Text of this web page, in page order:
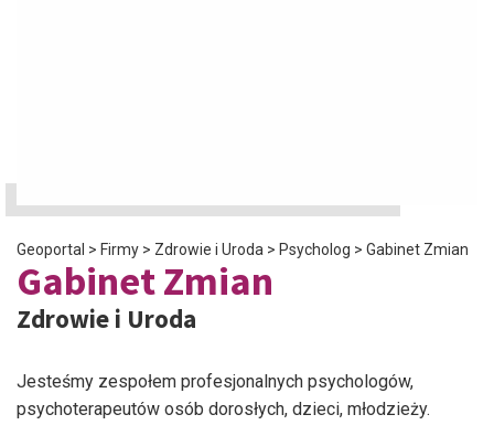
Geoportal > Firmy > Zdrowie i Uroda > Psycholog > Gabinet Zmian
Gabinet Zmian
Zdrowie i Uroda
Jesteśmy zespołem profesjonalnych psychologów,
psychoterapeutów osób dorosłych, dzieci, młodzieży.